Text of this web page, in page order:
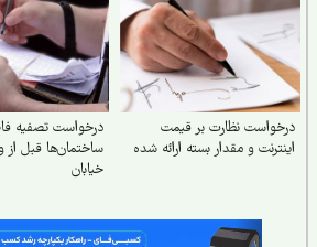
نظارت بر قیمت
و مقدار بسته ارائه شده
درخواست تصفیه فاضلاب
ساختمان‌ها قبل از ورود به